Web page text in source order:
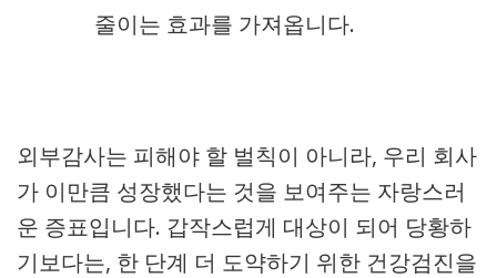
줄이는 효과를 가져옵니다.
외부감사는 피해야 할 벌칙이 아니라, 우리 회사
가 이만큼 성장했다는 것을 보여주는 자랑스러
운 증표입니다. 갑작스럽게 대상이 되어 당황하
기보다는, 한 단계 더 도약하기 위한 건강검진을